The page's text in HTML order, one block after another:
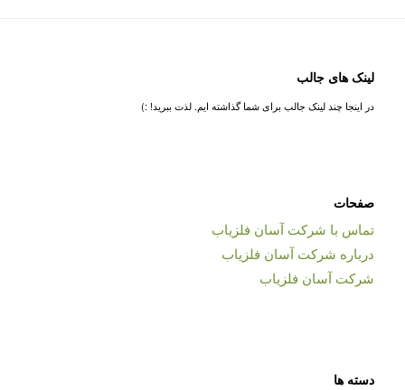
لینک های جالب
در اینجا چند لینک جالب برای شما گذاشته ایم. لذت ببرید! :)
صفحات
تماس با شرکت آسان فلزیاب
درباره شرکت آسان فلزیاب
شرکت آسان فلزیاب
دسته ها